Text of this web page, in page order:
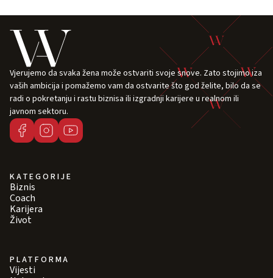
Vjerujemo da svaka žena može ostvariti svoje snove. Zato stojimo iza
vaših ambicija i pomažemo vam da ostvarite što god želite, bilo da se
radi o pokretanju i rastu biznisa ili izgradnji karijere u realnom ili
javnom sektoru.
KATEGORIJE
Biznis
Coach
Karijera
Život
PLATFORMA
Vijesti